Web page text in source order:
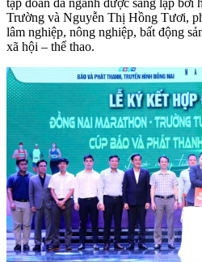
Trường và Nguyễn Thị Hồng Tươi,
lâm nghiệp, nông nghiệp, bất động
xã hội – thể thao.